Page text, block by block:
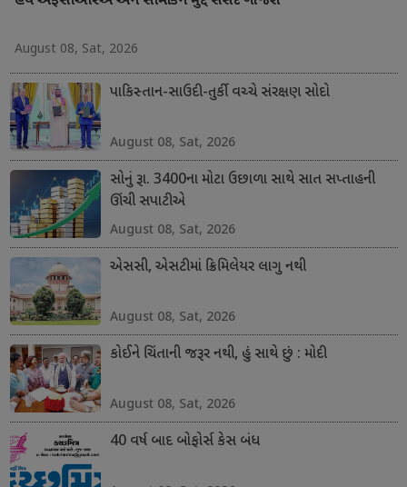
August 08, Sat, 2026
પાકિસ્તાન-સાઉદી-તુર્કી વચ્ચે સંરક્ષણ સોદો
August 08, Sat, 2026
સોનું રૂા. 3400ના મોટા ઉછાળા સાથે સાત સપ્તાહની
ઊંચી સપાટીએ
August 08, Sat, 2026
એસસી, એસટીમાં ક્રિમિલેયર લાગુ નથી
August 08, Sat, 2026
કોઈને ચિંતાની જરૂર નથી, હું સાથે છું : મોદી
August 08, Sat, 2026
40 વર્ષ બાદ બોફોર્સ કેસ બંધ